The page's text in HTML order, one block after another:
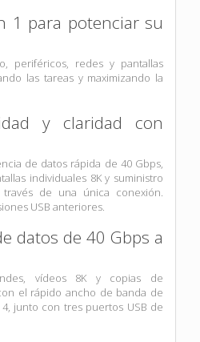
1 para potenciar su
periféricos, redes y pantallas
las tareas y maximizando la
y claridad con
de datos rápida de 40 Gbps,
individuales 8K y suministro
de una única conexión.
USB anteriores.
datos de 40 Gbps a
vídeos 8K y copias de
el rápido ancho de banda de
junto con tres puertos USB de